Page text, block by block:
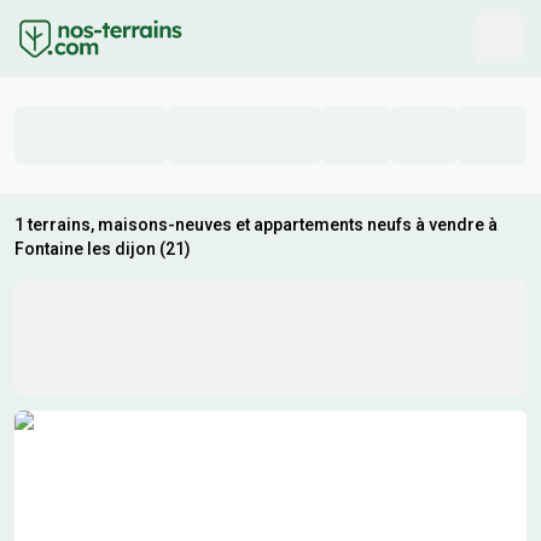
1 terrains, maisons-neuves et appartements neufs à vendre à
Fontaine les dijon (21)
Résultats de recherche